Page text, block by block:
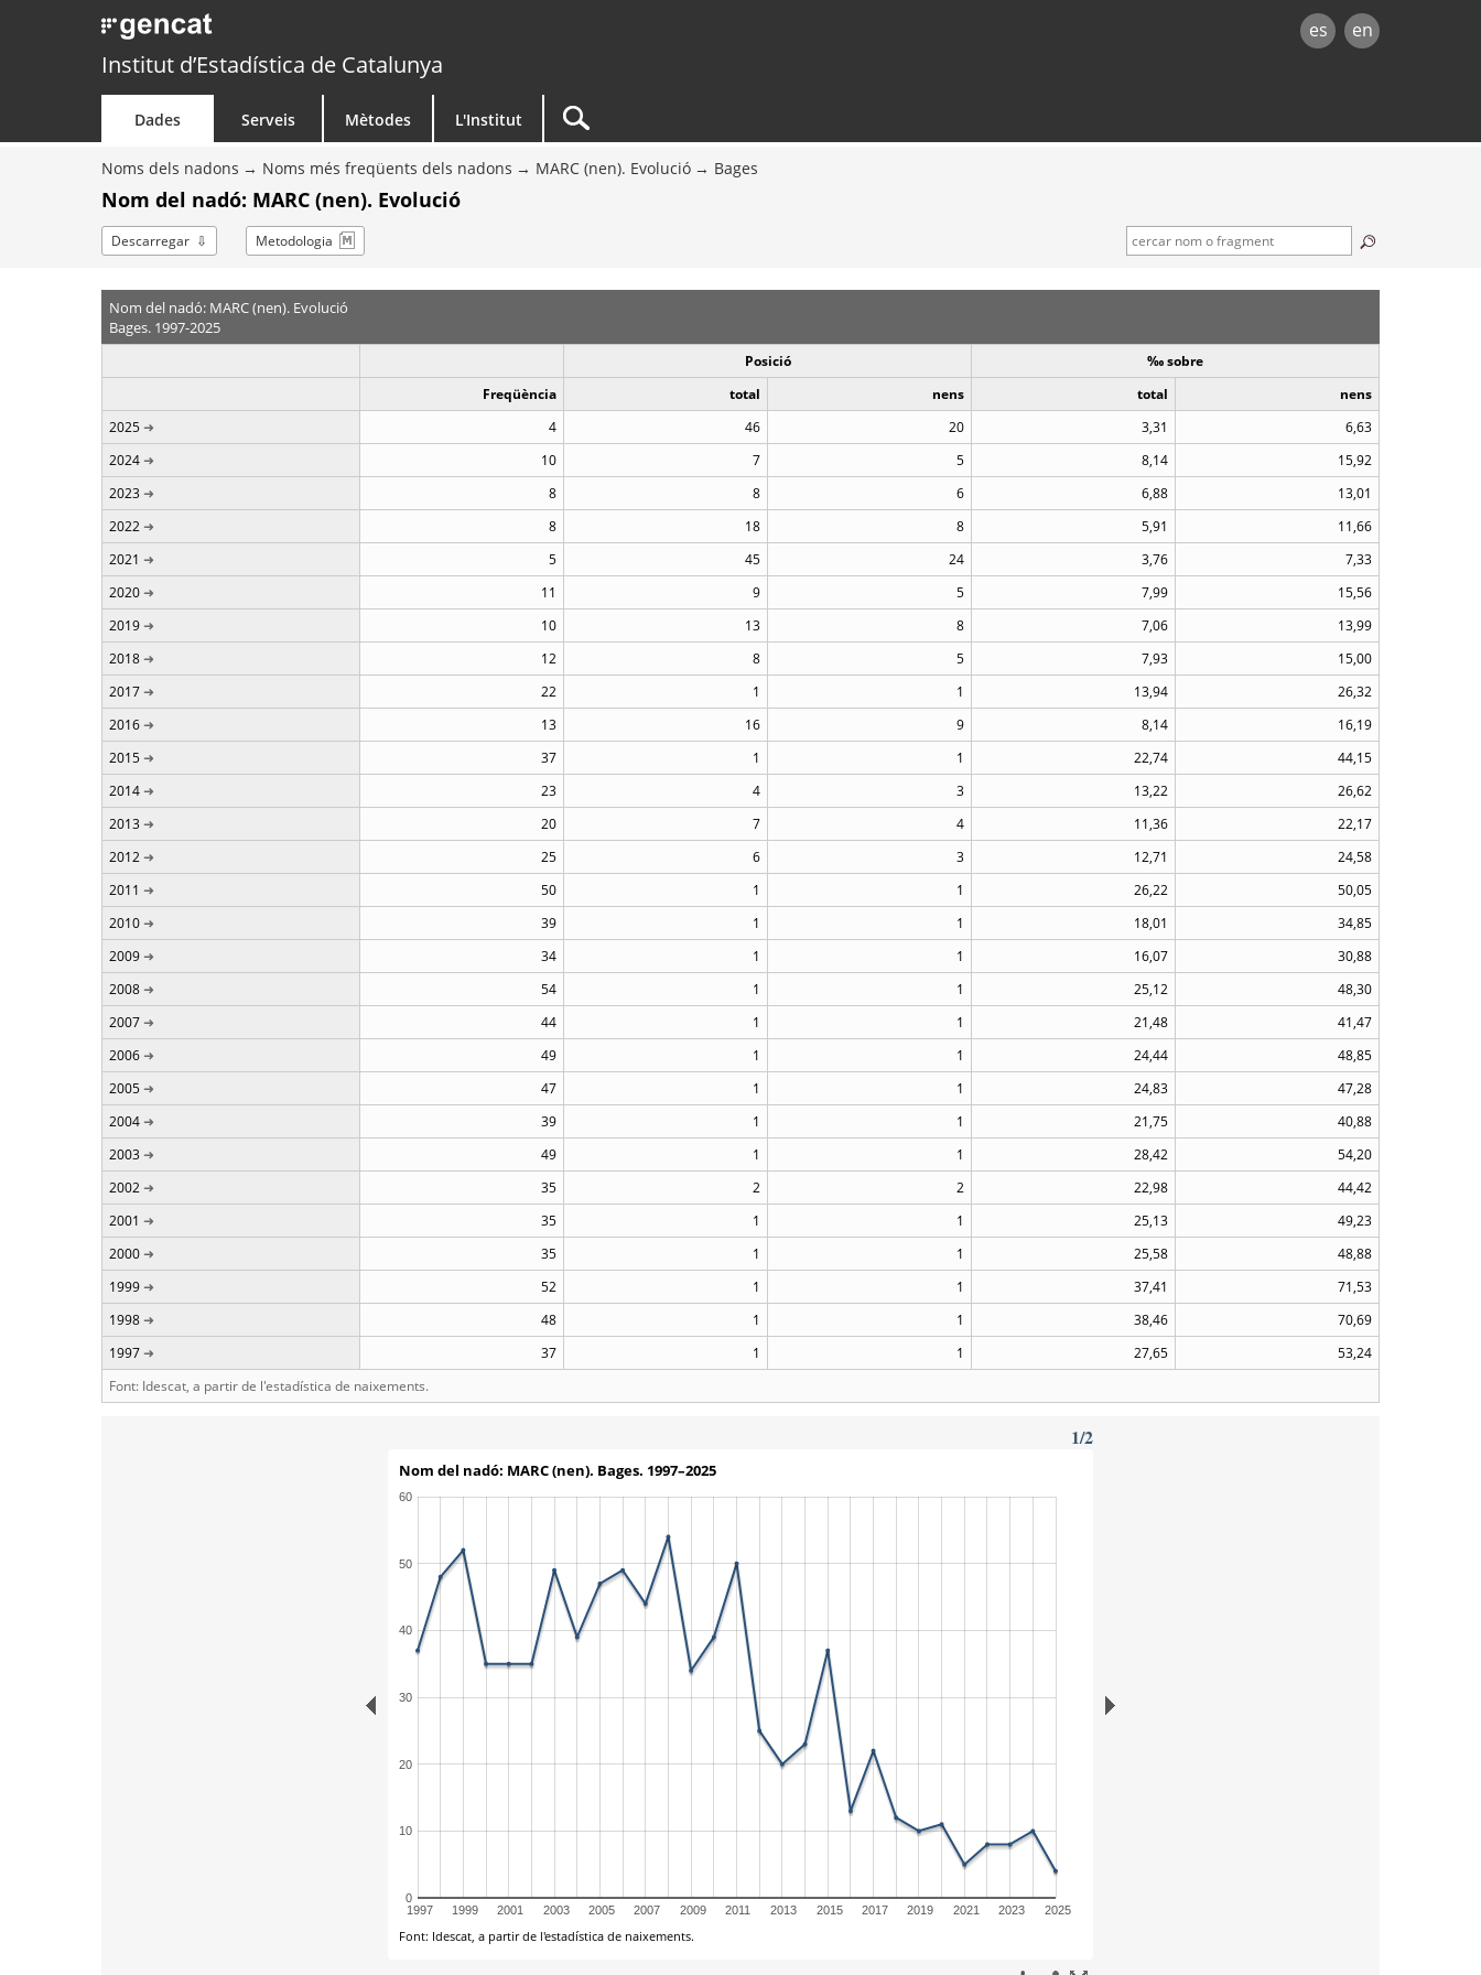
es en
Institut d’Estadística de Catalunya
Dades Serveis Mètodes L'Institut
Noms dels nadons Noms més freqüents dels nadons MARC (nen). Evolució Bages
Nom del nadó: MARC (nen). Evolució
Descarregar Metodologia
Nom del nadó: MARC (nen). Evolució
Bages. 1997-2025
Posició
‰ sobre
Freqüència
total nens total
nens
2025
4 46 20 3,31
6,63
2024
10 7 5 8,14
15,92
2023
8 8 6 6,88
13,01
2022
8 18 8 5,91
11,66
2021
5 45 24 3,76
7,33
2020
11 9 5 7,99
15,56
2019
10 13 8 7,06
13,99
2018
12 8 5 7,93
15,00
2017
22 1 1 13,94
26,32
2016
13 16 9 8,14
16,19
2015
37 1 1 22,74
44,15
2014
23 4 3 13,22
26,62
2013
20 7 4 11,36
22,17
2012
25 6 3 12,71
24,58
2011
50 1 1 26,22
50,05
2010
39 1 1 18,01
34,85
2009
34 1 1 16,07
30,88
2008
54 1 1 25,12
48,30
2007
44 1 1 21,48
41,47
2006
49 1 1 24,44
48,85
2005
47 1 1 24,83
47,28
2004
39 1 1 21,75
40,88
2003
49 1 1 28,42
54,20
2002
35 2 2 22,98
44,42
2001
35 1 1 25,13
49,23
2000
35 1 1 25,58
48,88
1999
52 1 1 37,41
71,53
1998
48 1 1 38,46
70,69
1997
37 1 1 27,65
53,24
Font: Idescat, a partir de l'estadística de naixements.